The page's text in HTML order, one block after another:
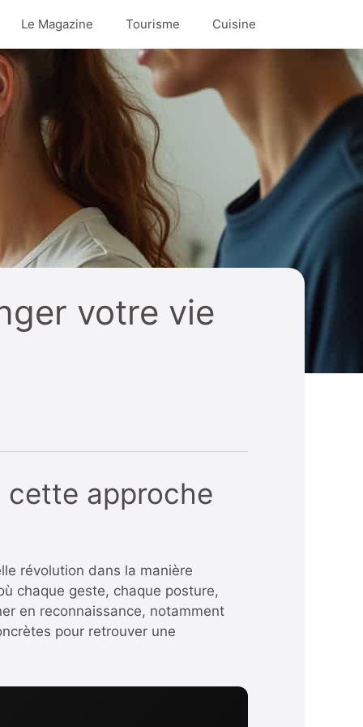
Le Magazine Tourisme Cuisine
votre vie
cette approche
révolution dans la manière
chaque geste, chaque posture,
en reconnaissance, notamment
pour retrouver une